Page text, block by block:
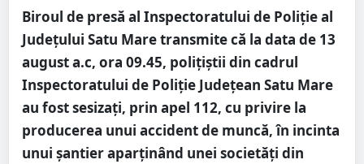
Biroul de presă al Inspectoratului de Poliție al
Județului Satu Mare transmite că la data de 13
august a.c, ora 09.45, polițiștii din cadrul
Inspectoratului de Poliție Județean Satu Mare
au fost sesizați, prin apel 112, cu privire la
producerea unui accident de muncă, în incinta
unui șantier aparținând unei societăți din